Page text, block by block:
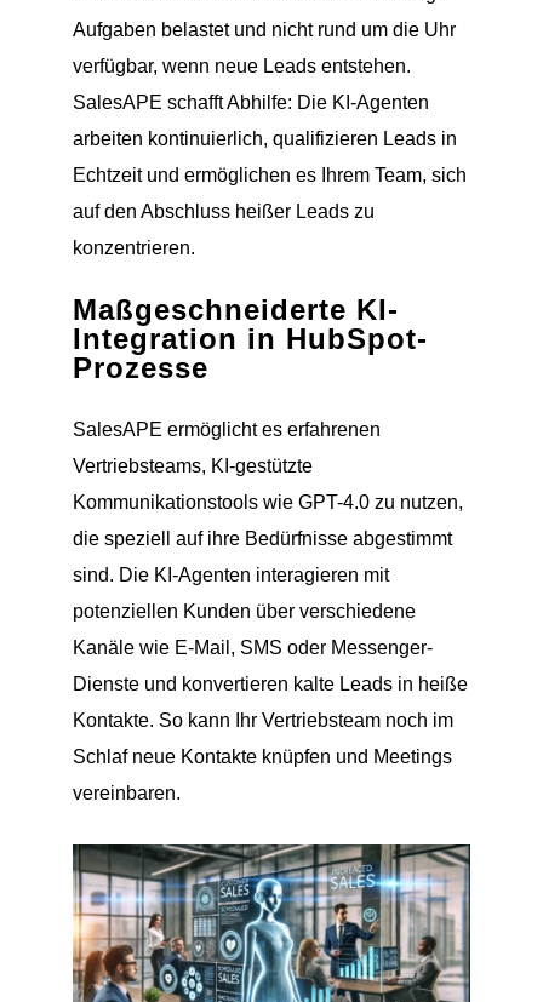
Aufgaben belastet und nicht rund um die Uhr
verfügbar, wenn neue Leads entstehen.
SalesAPE schafft Abhilfe: Die KI-Agenten
arbeiten kontinuierlich, qualifizieren Leads in
Echtzeit und ermöglichen es Ihrem Team, sich
auf den Abschluss heißer Leads zu
konzentrieren.
Maßgeschneiderte KI-
Integration in HubSpot-
Prozesse
SalesAPE ermöglicht es erfahrenen
Vertriebsteams, KI-gestützte
Kommunikationstools wie GPT-4.0 zu nutzen,
die speziell auf ihre Bedürfnisse abgestimmt
sind. Die KI-Agenten interagieren mit
potenziellen Kunden über verschiedene
Kanäle wie E-Mail, SMS oder Messenger-
Dienste und konvertieren kalte Leads in heiße
Kontakte. So kann Ihr Vertriebsteam noch im
Schlaf neue Kontakte knüpfen und Meetings
vereinbaren.